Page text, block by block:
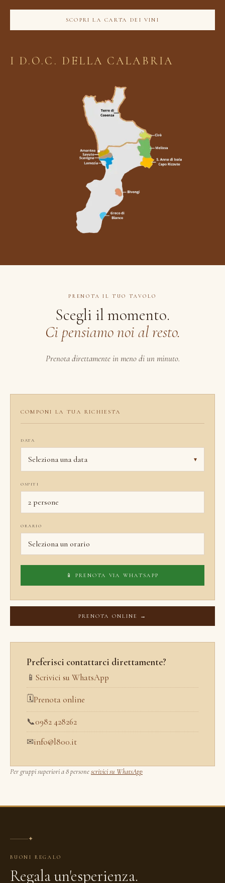
SCOPRI LA CARTA DEI VINI
I D.O.C. DELLA CALABRIA
PRENOTA IL TUO TAVOLO
Scegli il momento.
Ci pensiamo noi al resto.
Prenota direttamente in meno di un minuto.
COMPONI LA TUA RICHIESTA
DATA
Seleziona una data ▾
OSPITI
ORARIO
📱 PRENOTA VIA WHATSAPP
PRENOTA ONLINE →
Preferisci contattarci direttamente?
📱 Scrivici su WhatsApp
🗓Prenota online
📞0982 428262
✉info@l800.it
Per gruppi superiori a 8 personescrivici su WhatsApp
✦
BUONI REGALO
Regala un'esperienza.